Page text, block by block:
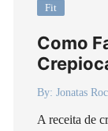
Fit
Como
By: Jonatas
A receita de